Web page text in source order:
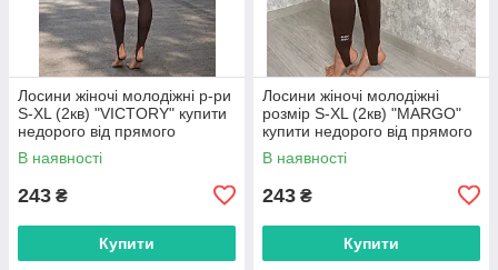
Лосини жіночі молодіжні р-ри
S-XL (2кв) "VICTORY" купити
недорого від прямого
постачальника
В наявності
243 ₴
Купити
Лосини жіночі молодіжні
розмір S-XL (2кв) "MARGO"
купити недорого від прямого
постачальника
В наявності
243 ₴
Купити